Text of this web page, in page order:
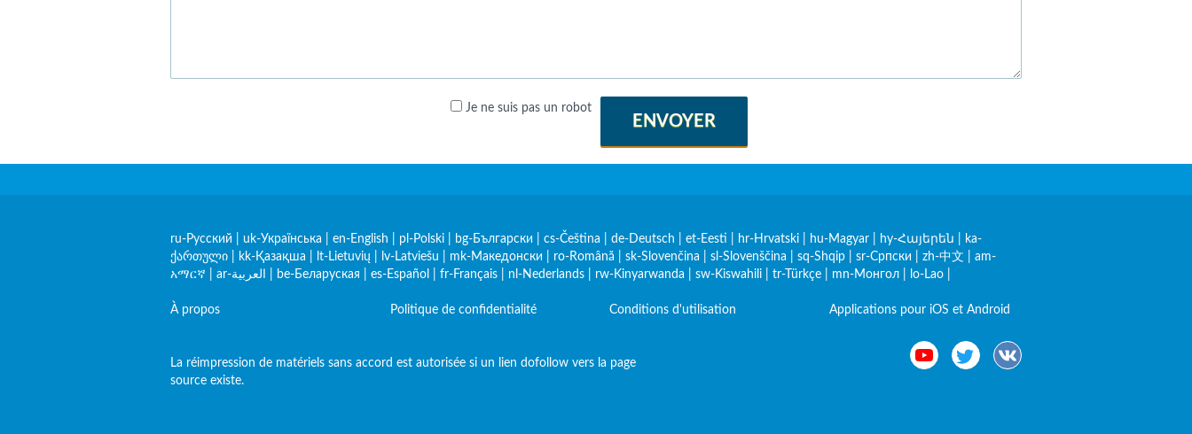
Je ne suis pas un robot
ENVOYER
ru-Русский uk-Українська en-English pl-Polski bg-Български cs-Čeština de-Deutsch et-Eesti hr-Hrvatski hu-Magyar hy-Հայերեն
ka-
ქართული
kk-Қазақша lt-Lietuvių lv-Latviešu mk-Македонски ro-Română sk-Slovenčina sl-Slovenščina sq-Shqip sr-Српски zh-中文
am-
አማርኛ
ar-العربية be-Беларуская es-Español fr-Français nl-Nederlands rw-Kinyarwanda sw-Kiswahili tr-Türkçe mn-Монгол lo-Lao
À propos Politique de confidentialité Conditions d'utilisation Applications pour iOS et Android
La réimpression de matériels sans accord est autorisée si un lien dofollow vers la page
source existe.